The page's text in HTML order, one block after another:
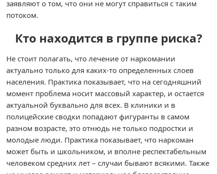
заявляют о том, что они не могут справиться с таким
потоком.
Кто находится в группе риска?
Не стоит полагать, что лечение от наркомании
актуально только для каких-то определенных слоев
населения. Практика показывает, что на сегодняшний
момент проблема носит массовый характер, и остается
актуальной буквально для всех. В клиники и в
полицейские сводки попадают фигуранты в самом
разном возрасте, это отнюдь не только подростки и
молодые люди. Практика показывает, что наркоман
может быть и школьником, и вполне респектабельным
человеком средних лет – случаи бывают всякими. Также